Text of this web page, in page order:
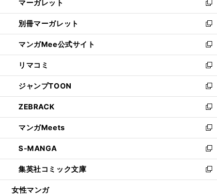
く
で
開
く
ド
ウ
で
開
く
い
ウ
ィ
ン
ド
ウ
で
開
く
マーガレット
新
し
い
ウ
ィ
ン
ド
ウ
で
開
く
別冊マーガレット
新
し
い
ウ
ィ
ン
ド
ウ
で
開
く
マンガMee公式サイト
新
し
い
ウ
ィ
ン
ド
ウ
で
開
く
リマコミ
新
し
い
ウ
ィ
ン
ド
ウ
で
開
く
ジャンプTOON
新
し
い
ウ
ィ
ン
ド
ウ
で
開
ZEBRACK
新
し
い
ウ
ィ
ン
ド
ウ
マンガMeets
新
し
い
ウ
ィ
ン
S-MANGA
新
し
い
ウ
集英社コミック文庫
新
し
女性マンガ